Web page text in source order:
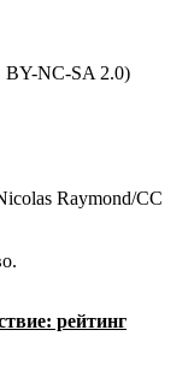
BY-NC-SA 2.0)
Raymond/CC
рейтинг